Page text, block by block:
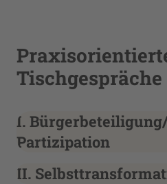
Tischgespräche
I.
Partizipation
II.